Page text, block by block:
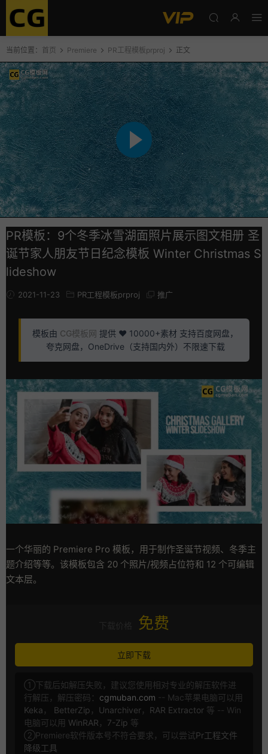
当前位置： 首页 Premiere PR工程模板prproj 正文
PR模板：9个冬季冰雪湖面照片展示图文相册 圣
诞节家人朋友节日纪念模板 Winter Christmas S
lideshow
2021-11-23 PR工程模板prproj 推广
模板由 CG模板网 提供 ❤️ 10000+素材 支持百度网盘，
夸克网盘，OneDrive（支持国内外）不限速下载
一个华丽的 Premiere Pro 模板，用于制作圣诞节视频、冬季主
题介绍等等。该模板包含 20 个照片/视频占位符和 12 个可编辑
文本层。
免费
立即下载
①下载后如解压失败，建议您使用相对专业的解压软件进
行解压，解压密码： cgmuban.com -- Mac苹果电脑可以用
Keka ， BetterZip ， Unarchiver， RAR Extractor 等 -- Win
电脑可以用 WinRAR ， 7-Zip 等
②Premiere软件版本号不符合要求，可以尝试Pr工程文件
降级工具